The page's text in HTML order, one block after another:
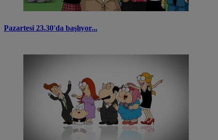
Pazartesi 23.30'da başlıyor...